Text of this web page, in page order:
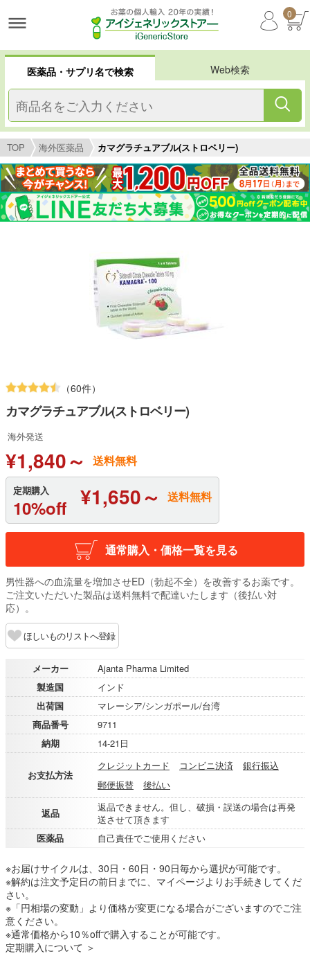
0
医薬品・サプリ名で検索 Web検索
TOP 海外医薬品 カマグラチュアブル(ストロベリー)
（60件）
カマグラチュアブル(ストロベリー)
海外発送
¥1,840～ 送料無料
定期購入
10%off ¥1,650～ 送料無料
通常購入・価格一覧を見る
男性器への血流量を増加させED（勃起不全）を改善するお薬です。
ご注文いただいた製品は送料無料で配達いたします（後払い対
応）。
ほしいものリストへ登録
メーカー
Ajanta Pharma Limited
製造国
インド
出荷国
マレーシア/シンガポール/台湾
商品番号
9711
納期
14-21日
お支払方法
クレジットカード コンビニ決済
銀行振込
郵便振替
後払い
返品
返品できません。但し、破損・誤送の場合は再発
送させて頂きます
医薬品
自己責任でご使用ください
※お届けサイクルは、30日・60日・90日毎から選択が可能です。
※解約は注文予定日の前日までに、マイページよりお手続きしてくだ
さい。
※「円相場の変動」より価格が変更になる場合がございますのでご注
意ください。
※通常価格から10％offで購入することが可能です。
定期購入について ＞